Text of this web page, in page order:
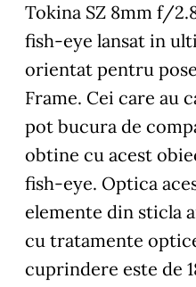
Tokina SZ 8mm f/
fish-eye lansat in
orientat pentru
Frame. Cei care au
pot bucura de
obtine cu acest
fish-eye. Optica
elemente din sticla
cu tratamente
cuprindere este de